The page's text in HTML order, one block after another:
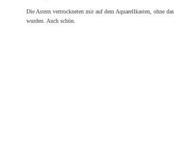
Die Astern vertrockneten mir auf dem Aquarellkasten, ohne
wurden. Auch schön.